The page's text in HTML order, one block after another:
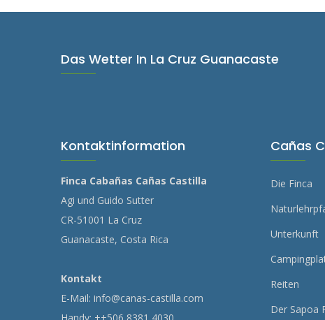
Das Wetter In La Cruz Guanacaste
Kontaktinformation
Finca Cabañas Cañas Castilla
Agi und Guido Sutter
CR-51001 La Cruz
Guanacaste, Costa Rica
Kontakt
E-Mail: info@canas-castilla.com
Cañas
Die Finca
Unterkunft
Reiten
Der Sapoa